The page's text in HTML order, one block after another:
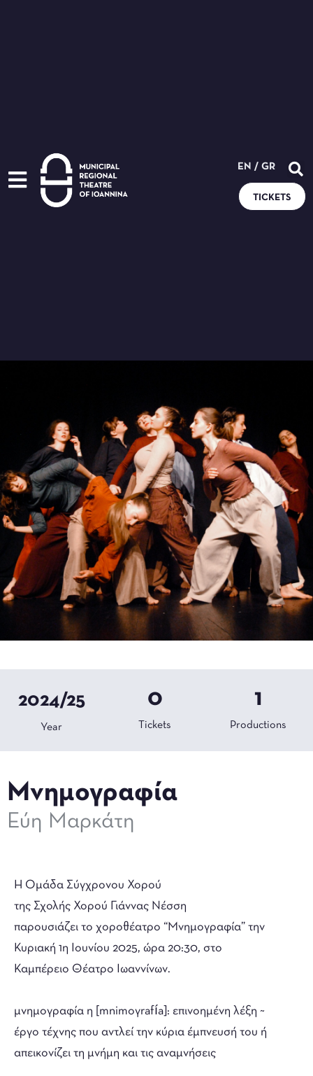
EN / GR
TICKETS
2024/25
Year Tickets
0
Productions
1
Μνημογραφία
Εύη Μαρκάτη
Η Ομάδα Σύγχρονου Χορού
της Σχολής Χορού Γιάννας Νέσση
παρουσιάζει το χοροθέατρο “Μνημογραφία” την
Κυριακή 1η Ιουνίου 2025, ώρα 20:30, στο
Καμπέρειο Θέατρο Ιωαννίνων.
μνημογραφία η [mnimoγrafía]: επινοημένη λέξη ~
έργο τέχνης που αντλεί την κύρια έμπνευσή του ή
απεικονίζει τη μνήμη και τις αναμνήσεις